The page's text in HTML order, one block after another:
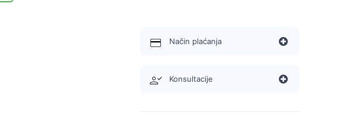
Način plaćanja
Konsultacije